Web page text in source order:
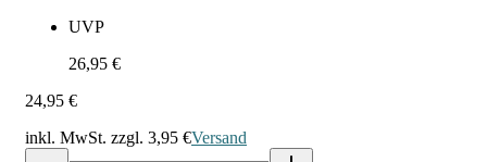
UVP
26,95 €
24,95 €
inkl. MwSt. zzgl. 3,95 €Versand